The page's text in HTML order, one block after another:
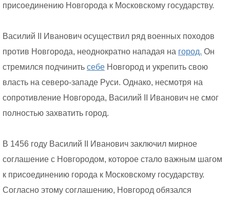
присоединению Новгорода к Московскому государству.
Василий II Иванович осуществил ряд военных походов
против Новгорода, неоднократно нападая на город. Он
стремился подчинить себе Новгород и укрепить свою
власть на северо-западе Руси. Однако, несмотря на
сопротивление Новгорода, Василий II Иванович не смог
полностью захватить город.
В 1456 году Василий II Иванович заключил мирное
соглашение с Новгородом, которое стало важным шагом
к присоединению города к Московскому государству.
Согласно этому соглашению, Новгород обязался